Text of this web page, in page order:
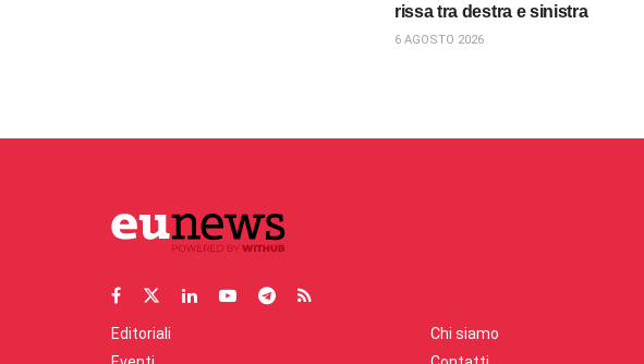
rissa tra destra e sinistra
6 AGOSTO 2026
Editoriali
Chi siamo